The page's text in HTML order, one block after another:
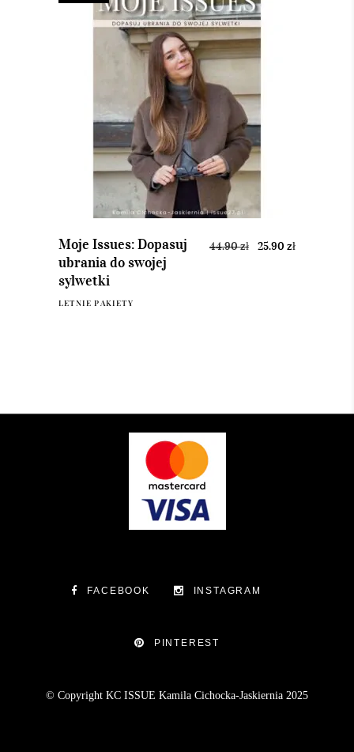
DODAJ DO KOSZYKA
Moje Issues: Dopasuj
ubrania do swojej
sylwetki
44.90zł 25.90 zł
LETNIE PAKIETY
FACEBOOK INSTAGRAM
PINTEREST
© Copyright KC ISSUE Kamila Cichocka-Jaskiernia 2025